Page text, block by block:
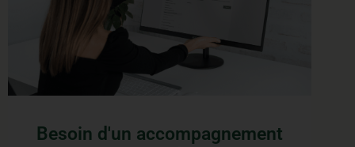
Besoin d'un accompagnement